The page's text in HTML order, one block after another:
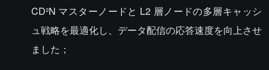
CD²N マスターノードと L2 層ノードの多層キャッシ
ュ戦略を最適化し、データ配信の応答速度を向上させ
ました；